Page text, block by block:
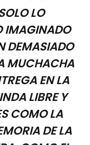
LO
IMAGINADO
DEMASIADO
MUCHACHA
EN LA
LIBRE Y
COMO LA
DE LA